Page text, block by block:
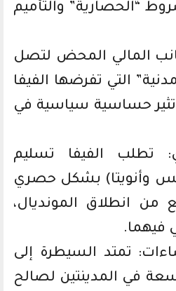
“الحصارية” والتأميم
المالي المحض لتصل
التي تفرضها الفيفا
تثير حساسية سياسية في
تطلب الفيفا تسليم
وأنويتا) بشكل حصري
من انطلاق المونديال،
فيهما.
تمتد السيطرة إلى
في المدينتين لصالح